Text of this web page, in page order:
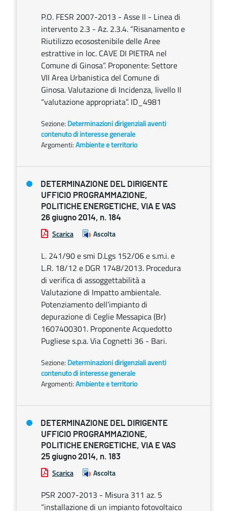
P.O. FESR 2007-2013 - Asse II - Linea di
intervento 2.3 - Az. 2.3.4. “Risanamento e
Riutilizzo ecosostenibile delle Aree
estrattive in loc. CAVE DI PIETRA nel
Comune di Ginosa”. Proponente: Settore
VII Area Urbanistica del Comune di
Ginosa. Valutazione di Incidenza, livello II
“valutazione appropriata”. ID_4981
Sezione: Determinazioni dirigenziali aventi
contenuto di interesse generale
Argomenti:Ambiente e territorio
DETERMINAZIONE DEL DIRIGENTE
UFFICIO PROGRAMMAZIONE,
POLITICHE ENERGETICHE, VIA E VAS
26 giugno 2014, n. 184
Scarica Ascolta
L. 241/90 e smi D.Lgs 152/06 e s.m.i. e
L.R. 18/12 e DGR 1748/2013. Procedura
di verifica di assoggettabilità a
Valutazione di Impatto ambientale.
Potenziamento dell’impianto di
depurazione di Ceglie Messapica (Br)
1607400301. Proponente Acquedotto
Pugliese s.p.a. Via Cognetti 36 - Bari.
Sezione: Determinazioni dirigenziali aventi
contenuto di interesse generale
Argomenti:Ambiente e territorio
DETERMINAZIONE DEL DIRIGENTE
UFFICIO PROGRAMMAZIONE,
POLITICHE ENERGETICHE, VIA E VAS
25 giugno 2014, n. 183
Scarica Ascolta
PSR 2007-2013 - Misura 311 az. 5
“installazione di un impianto fotovoltaico